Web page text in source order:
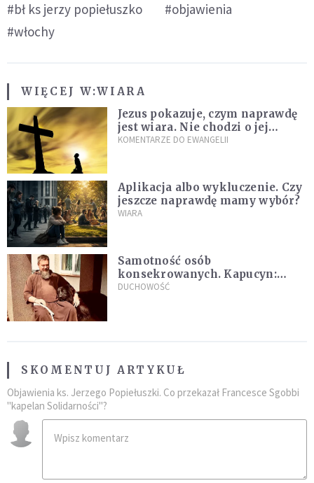
#bł ks jerzy popiełuszko
#objawienia
#włochy
WIĘCEJ W:WIARA
Jezus pokazuje, czym naprawdę
jest wiara. Nie chodzi o jej
wielkość
KOMENTARZE DO EWANGELII
Aplikacja albo wykluczenie. Czy
jeszcze naprawdę mamy wybór?
WIARA
Samotność osób
konsekrowanych. Kapucyn:
Życie w pojedynkę rzadko jest
DUCHOWOŚĆ
SKOMENTUJ ARTYKUŁ
Objawienia ks. Jerzego Popiełuszki. Co przekazał Francesce Sgobbi
"kapelan Solidarności"?